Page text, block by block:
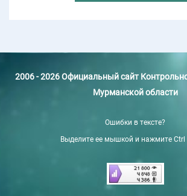
2006 - 2026 Официальный сайт
Мурманской области
Ошибки в тексте?
Выделите ее мышкой и нажмите Ctrl